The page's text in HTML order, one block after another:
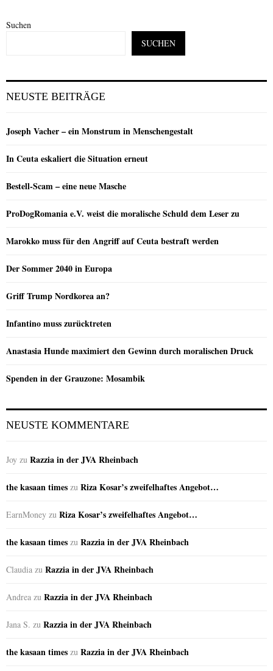
Suchen
SUCHEN
NEUSTE BEITRÄGE
Joseph Vacher – ein Monstrum in Menschengestalt
In Ceuta eskaliert die Situation erneut
Bestell-Scam – eine neue Masche
ProDogRomania e.V. weist die moralische Schuld dem Leser zu
Marokko muss für den Angriff auf Ceuta bestraft werden
Der Sommer 2040 in Europa
Griff Trump Nordkorea an?
Infantino muss zurücktreten
Anastasia Hunde maximiert den Gewinn durch moralischen Druck
Spenden in der Grauzone: Mosambik
NEUSTE KOMMENTARE
Joy zu Razzia in der JVA Rheinbach
the kasaan times zu Riza Kosar’s zweifelhaftes Angebot…
EarnMoney zu Riza Kosar’s zweifelhaftes Angebot…
the kasaan times zu Razzia in der JVA Rheinbach
Claudia zu Razzia in der JVA Rheinbach
Andrea zu Razzia in der JVA Rheinbach
Jana S. zu Razzia in der JVA Rheinbach
the kasaan times zu Razzia in der JVA Rheinbach